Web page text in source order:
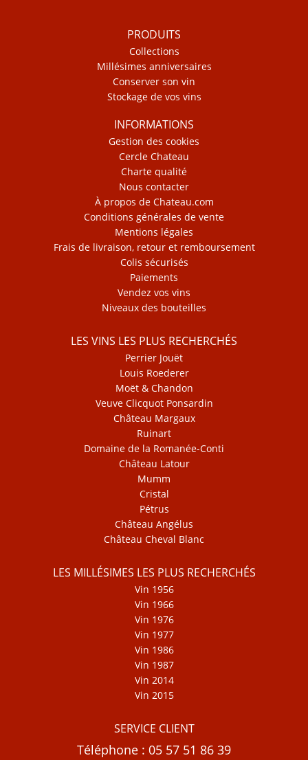
PRODUITS
Collections
Millésimes anniversaires
Conserver son vin
Stockage de vos vins
INFORMATIONS
Gestion des cookies
Cercle Chateau
Charte qualité
Nous contacter
À propos de Chateau.com
Conditions générales de vente
Mentions légales
Frais de livraison, retour et remboursement
Colis sécurisés
Paiements
Vendez vos vins
Niveaux des bouteilles
LES VINS LES PLUS RECHERCHÉS
Perrier Jouët
Louis Roederer
Moët & Chandon
Veuve Clicquot Ponsardin
Château Margaux
Ruinart
Domaine de la Romanée-Conti
Château Latour
Mumm
Cristal
Pétrus
Château Angélus
Château Cheval Blanc
LES MILLÉSIMES LES PLUS RECHERCHÉS
Vin 1956
Vin 1966
Vin 1976
Vin 1977
Vin 1986
Vin 1987
Vin 2014
Vin 2015
SERVICE CLIENT
Téléphone : 05 57 51 86 39